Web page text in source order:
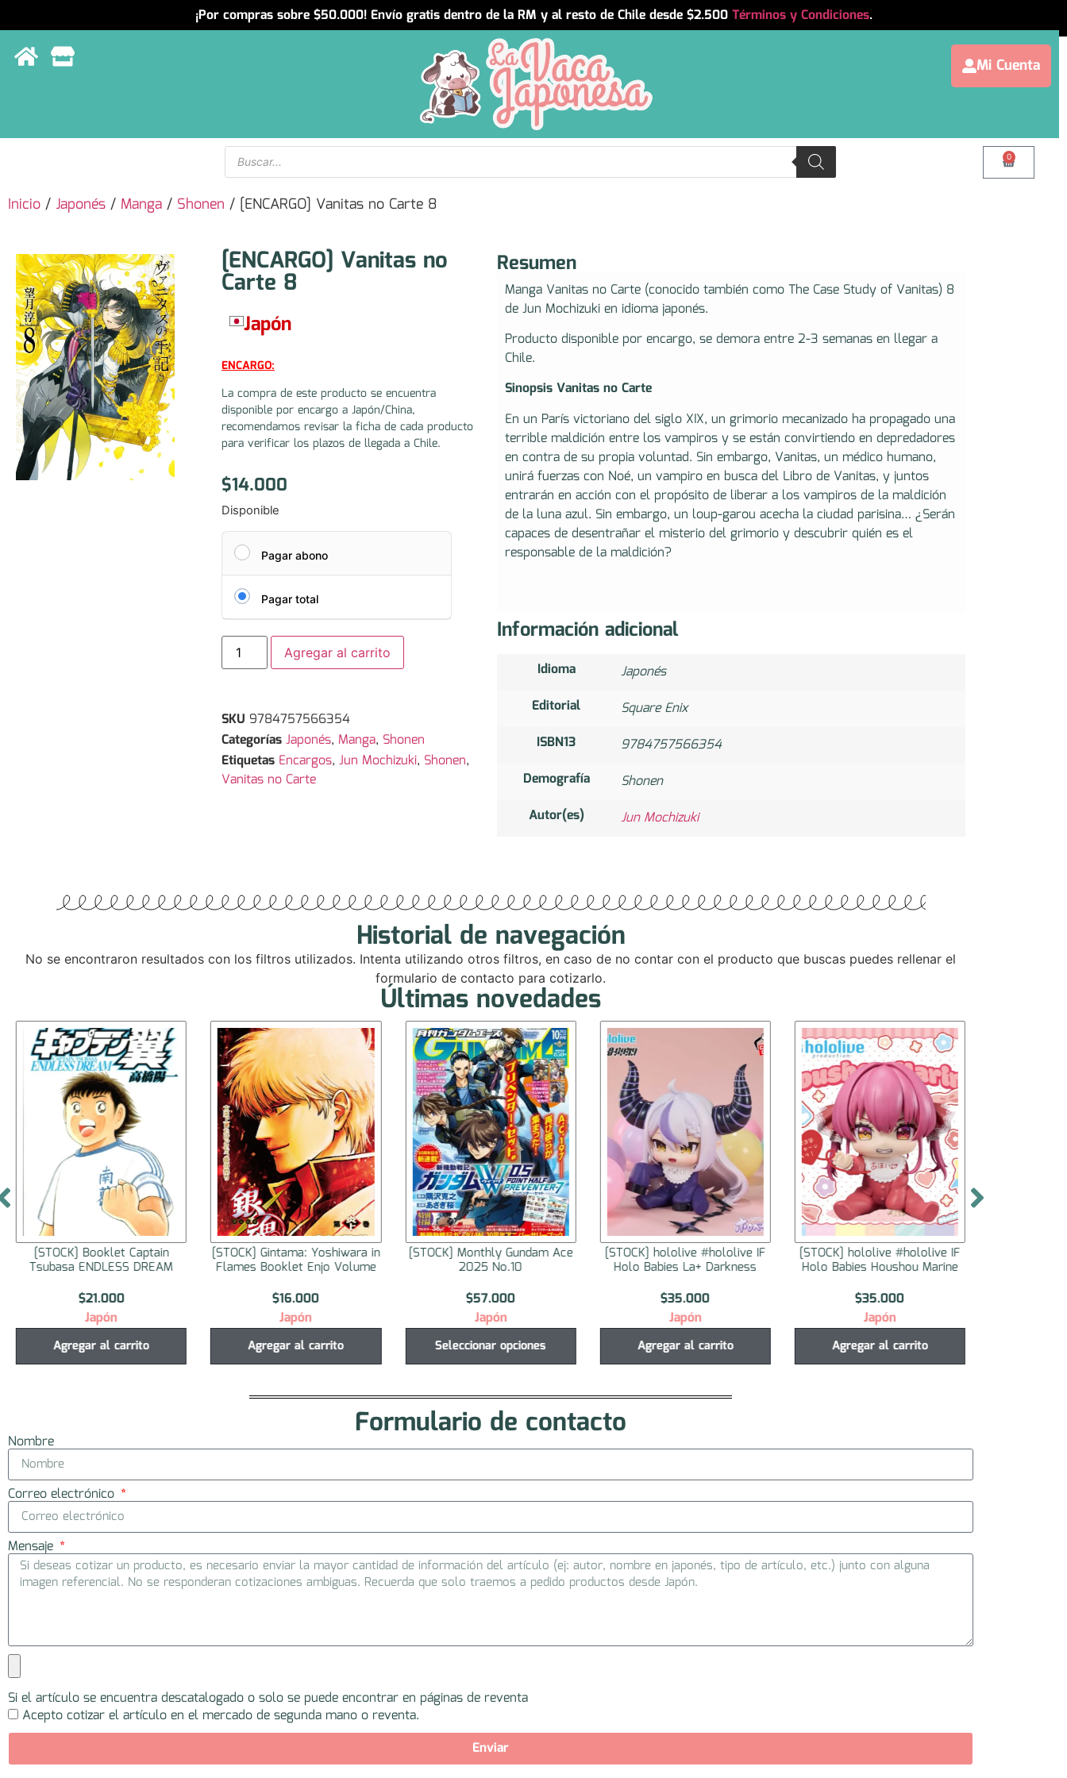
¡Por compras sobre $50.000! Envío gratis dentro de la RM y al resto de Chile desde $2.500 Términos y Condiciones.
Mi Cuenta
0
Inicio / Japonés / Manga / Shonen / [ENCARGO] Vanitas no Carte 8
[ENCARGO] Vanitas no
Carte 8
Japón
ENCARGO:
La compra de este producto se encuentra
disponible por encargo a Japón/China,
recomendamos revisar la ficha de cada producto
para verificar los plazos de llegada a Chile.
$14.000
Disponible
Pagar abono
Pagar total
Agregar al carrito
SKU 9784757566354
Categorías Japonés, Manga, Shonen
Etiquetas Encargos,Jun Mochizuki, Shonen,
Vanitas no Carte
Resumen
Manga Vanitas no Carte (conocido también como The Case Study of Vanitas) 8
de Jun Mochizuki en idioma japonés.
Producto disponible por encargo, se demora entre 2-3 semanas en llegar a
Chile.
Sinopsis Vanitas no Carte
En un París victoriano del siglo XIX, un grimorio mecanizado ha propagado una
terrible maldición entre los vampiros y se están convirtiendo en depredadores
en contra de su propia voluntad. Sin embargo, Vanitas, un médico humano,
unirá fuerzas con Noé, un vampiro en busca del Libro de Vanitas, y juntos
entrarán en acción con el propósito de liberar a los vampiros de la maldición
de la luna azul. Sin embargo, un loup-garou acecha la ciudad parisina… ¿Serán
capaces de desentrañar el misterio del grimorio y descubrir quién es el
responsable de la maldición?
Información adicional
Idioma
Japonés
Editorial
Square Enix
ISBN13
9784757566354
Demografía
Shonen
Autor(es)
Jun Mochizuki
Historial de navegación
No se encontraron resultados con los filtros utilizados. Intenta utilizando otros filtros, en caso de no contar con el producto que buscas puedes rellenar el
formulario de contacto para cotizarlo.
Últimas novedades
[STOCK] Booklet Captain
Tsubasa ENDLESS DREAM
$21.000
Japón
Agregar al carrito
[STOCK] Gintama: Yoshiwara in
Flames Booklet Enjo Volume
$16.000
Japón
Agregar al carrito
[STOCK] Monthly Gundam Ace
2025 No.10
$57.000
Japón
Seleccionar opciones
[STOCK] hololive #hololive IF
Holo Babies La+ Darkness
$35.000
Japón
Agregar al carrito
[STOCK] hololive #hololive IF
Holo Babies Houshou Marine
$35.000
Japón
Agregar al carrito
Formulario de contacto
Nombre
Correo electrónico
Mensaje
Si el artículo se encuentra descatalogado o solo se puede encontrar en páginas de reventa
Acepto cotizar el artículo en el mercado de segunda mano o reventa.
Enviar